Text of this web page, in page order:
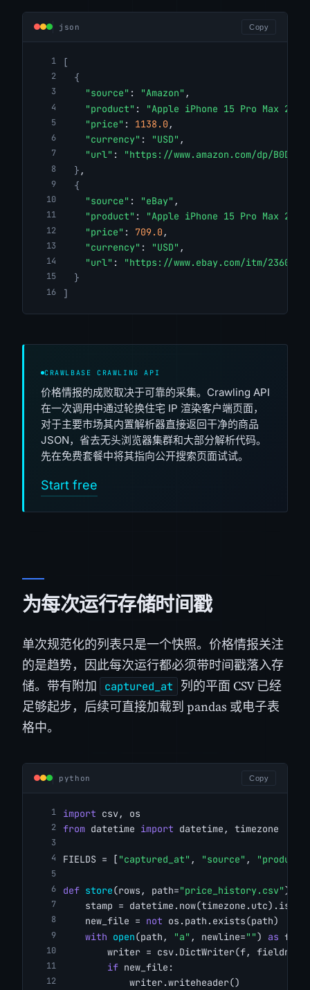
json Copy
[
{
"source" : "Amazon" ,
"product" :
"Apple iPhone 15 Pro Max
"price" : 1138.0 ,
"currency" : "USD" ,
"url" :
"https://www.amazon.com/dp/
} ,
{
"source" : "eBay" ,
"product" :
"Apple iPhone 15 Pro Max
"price" : 709.0 ,
"currency" : "USD" ,
"url" :
"https://www.ebay.com/itm/
}
]
CRAWLBASE CRAWLING API
价格情报的成败取决于可靠的采集。Crawling API
在一次调用中通过轮换住宅 IP 渲染客户端页面，
对于主要市场其内置解析器直接返回干净的商品
JSON，省去无头浏览器集群和大部分解析代码。
先在免费套餐中将其指向公开搜索页面试试。
Start free
为每次运行存储时间戳
单次规范化的列表只是一个快照。价格情报关注
的是趋势，因此每次运行都必须带时间戳落入存
储。带有附加
captured_at
列的平面 CSV 已经
足够起步，后续可直接加载到 pandas 或电子表
格中。
python Copy
import csv, os
from datetime import datetime, timezone
FIELDS = [ "captured_at" , "source" , "product"
def store(rows, path="price_history.csv"):
stamp =
    new_file =
not os.path.exists(path)
with open(path, "a" , newline="") as f:
writer = csv.DictWriter(f,
if new_file:
            writer.writeheader()